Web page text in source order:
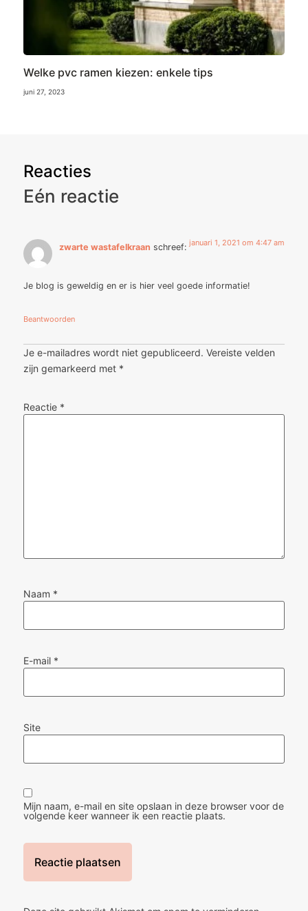
Welke pvc ramen kiezen: enkele tips
juni 27, 2023
Reacties
Eén reactie
zwarte wastafelkraan schreef: januari 1, 2021 om 4:47 am
Je blog is geweldig en er is hier veel goede informatie!
Beantwoorden
Je e-mailadres wordt niet gepubliceerd. Vereiste velden
zijn gemarkeerd met *
Reactie *
Naam *
E-mail *
Site
Mijn naam, e-mail en site opslaan in deze browser voor de
volgende keer wanneer ik een reactie plaats.